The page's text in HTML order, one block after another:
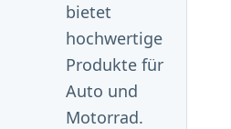
bietet
hochwertige
Produkte für
Auto und
Motorrad.